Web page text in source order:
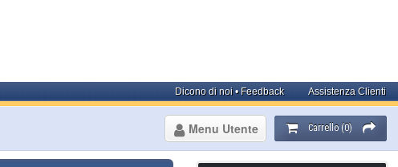
Assistenza Clienti
Dicono di noi • Feedback
Carrello (0)
Menu Utente